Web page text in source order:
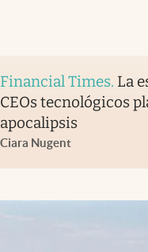
Financial Times. La
CEOs tecnológicos
apocalipsis
Ciara Nugent